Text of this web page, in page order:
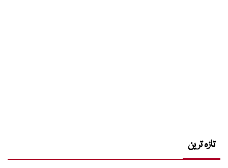
تازہ ترین